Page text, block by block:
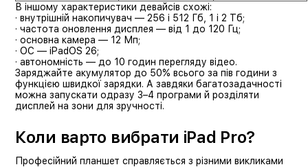
В іншому характеристики девайсів схожі:
· внутрішній накопичувач — 256 і 512 Гб, 1 і 2 Тб;
· частота оновлення дисплея — від 1 до 120 Гц;
· основна камера — 12 Мп;
· ОС — iPadOS 26;
· автономність — до 10 годин перегляду відео.
Заряджайте акумулятор до 50% всього за пів години з
функцією швидкої зарядки. А завдяки багатозадачності
можна запускати одразу 3–4 програми й розділяти
дисплей на зони для зручності.
Коли варто вибрати iPad Pro?
Професійний планшет справляється з різними викликами